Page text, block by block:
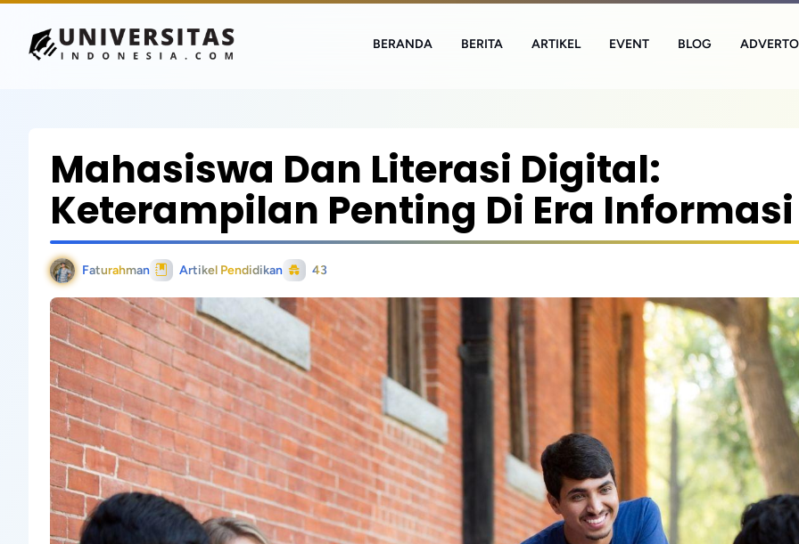
BERANDA BERITA ARTIKEL EVENT BLOG
Mahasiswa Dan Literasi Digital:
Keterampilan Penting Di Era Informasi
Faturahman Artikel Pendidikan 43